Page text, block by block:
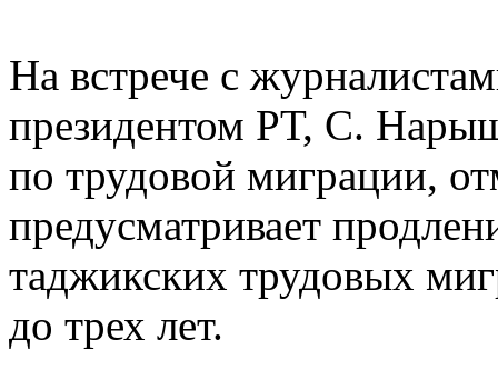
На встрече с
президентом РТ, С.
по трудовой миграции,
предусматривает
таджикских трудовых
до трех лет.